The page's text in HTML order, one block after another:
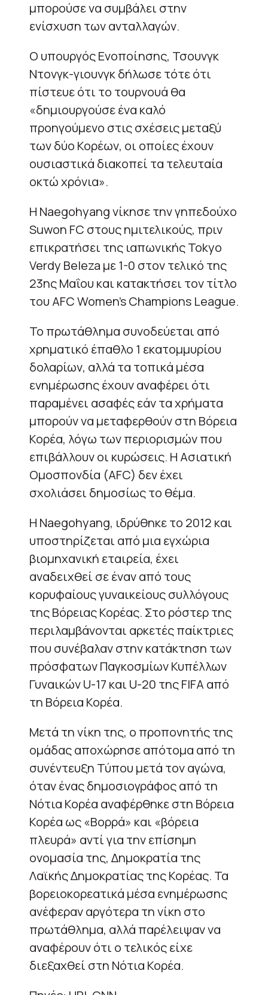
μπορούσε να συμβάλει στην
ενίσχυση των ανταλλαγών.
Ο υπουργός Ενοποίησης, Τσουνγκ
Ντονγκ-γιουνγκ δήλωσε τότε ότι
πίστευε ότι το τουρνουά θα
«δημιουργούσε ένα καλό
προηγούμενο στις σχέσεις μεταξύ
των δύο Κορέων, οι οποίες έχουν
ουσιαστικά διακοπεί τα τελευταία
οκτώ χρόνια».
Η Naegohyang νίκησε την γηπεδούχο
Suwon FC στους ημιτελικούς, πριν
επικρατήσει της ιαπωνικής Tokyo
Verdy Beleza με 1-0 στον τελικό της
23ης Μαΐου και κατακτήσει τον τίτλο
του AFC Women’s Champions League.
Το πρωτάθλημα συνοδεύεται από
χρηματικό έπαθλο 1 εκατομμυρίου
δολαρίων, αλλά τα τοπικά μέσα
ενημέρωσης έχουν αναφέρει ότι
παραμένει ασαφές εάν τα χρήματα
μπορούν να μεταφερθούν στη Βόρεια
Κορέα, λόγω των περιορισμών που
επιβάλλουν οι κυρώσεις. Η Ασιατική
Ομοσπονδία (AFC) δεν έχει
σχολιάσει δημοσίως το θέμα.
Η Naegohyang, ιδρύθηκε το 2012 και
υποστηρίζεται από μια εγχώρια
βιομηχανική εταιρεία, έχει
αναδειχθεί σε έναν από τους
κορυφαίους γυναικείους συλλόγους
της Βόρειας Κορέας. Στο ρόστερ της
περιλαμβάνονται αρκετές παίκτριες
που συνέβαλαν στην κατάκτηση των
πρόσφατων Παγκοσμίων Κυπέλλων
Γυναικών U-17 και U-20 της FIFA από
τη Βόρεια Κορέα.
Μετά τη νίκη της, ο προπονητής της
ομάδας αποχώρησε απότομα από τη
συνέντευξη Τύπου μετά τον αγώνα,
όταν ένας δημοσιογράφος από τη
Νότια Κορέα αναφέρθηκε στη Βόρεια
Κορέα ως «Βορρά» και «βόρεια
πλευρά» αντί για την επίσημη
ονομασία της, Δημοκρατία της
Λαϊκής Δημοκρατίας της Κορέας. Τα
βορειοκορεατικά μέσα ενημέρωσης
ανέφεραν αργότερα τη νίκη στο
πρωτάθλημα, αλλά παρέλειψαν να
αναφέρουν ότι ο τελικός είχε
διεξαχθεί στη Νότια Κορέα.